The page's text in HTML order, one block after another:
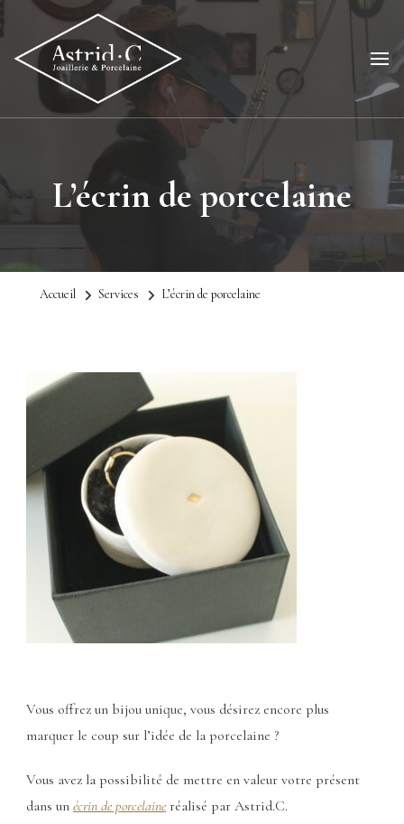
L’écrin de porcelaine
Accueil Services L’écrin de porcelaine
Vous offrez un bijou unique, vous désirez encore plus
marquer le coup sur l’idée de la porcelaine ?
Vous avez la possibilité de mettre en valeur votre présent
dans un écrin de porcelaineréalisé par Astrid.C.